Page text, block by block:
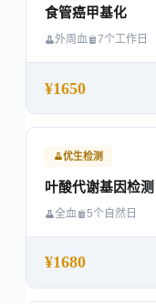
食管癌甲基化
外周血 7个工作日
¥1650
优生检测
叶酸代谢基因检测
全血 5个自然日
¥1680